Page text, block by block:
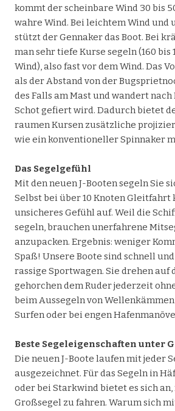
kommt der scheinbare Wind 30 bis
wahre Wind. Bei leichtem Wind und
stützt der Gennaker das Boot. Bei
man sehr tiefe Kurse segeln (160 bis
Wind), also fast vor dem Wind. Das
als der Abstand von der
des Falls am Mast und wandert nach
Schot gefiert wird. Dadurch bietet
raumen Kursen zusätzliche
wie ein konventioneller Spinnaker
Das Segelgefühl
Mit den neuen J-Booten segeln Sie
Selbst bei über 10 Knoten Gleitfahrt
unsicheres Gefühl auf. Weil die
segeln, brauchen unerfahrene
anzupacken. Ergebnis: weniger
Spaß! Unsere Boote sind schnell
rassige Sportwagen. Sie drehen auf
gehorchen dem Ruder jederzeit
beim Aussegeln von
Surfen oder bei engen
Beste Segeleigenschaften unter
Die neuen J-Boote laufen mit jeder
ausgezeichnet. Für das Segeln in
oder bei Starkwind bietet es sich
Großsegel zu fahren. Warum sich